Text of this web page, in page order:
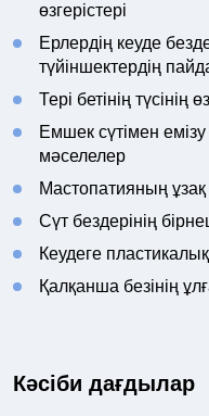
өзгерістері
Ерлердің кеуде
түйіншектердің
Тері бетінің түсінің
Емшек сүтімен емізу
мәселелер
Мастопатияның
Сүт бездерінің
Кеудеге
Қалқанша безінің
Кәсіби дағдылар